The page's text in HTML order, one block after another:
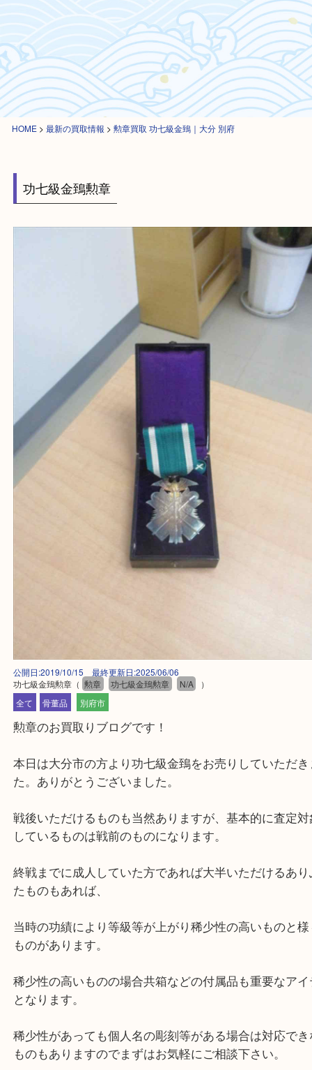
HOME
公開日:2019/10/15 最終更新日:2025/06/06
功七級金鵄勲章（ 勲章 功七級金鵄勲章 N/A
）
骨董品 別府市
勲章のお買取りブログです！
た。ありがとうございました。
戦後いただけるものも当然ありますが、基本的に
しているものは戦前のものになります。
終戦までに成人していた方であれば大半いただける
たものもあれば、
当時の功績により等級等が上がり稀少性の高いもの
ものがあります。